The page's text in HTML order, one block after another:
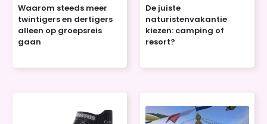
Waarom steeds meer
twintigers en dertigers
alleen op groepsreis
gaan
De juiste
naturistenvakantie
kiezen: camping of
resort?